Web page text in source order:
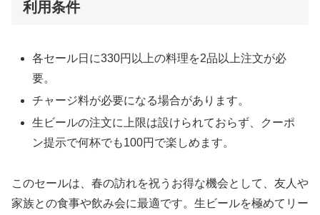
利用条件
各セール日に330円以上の料理を2品以上注文が必
要。
チャージ料が必要になる場合があります。
生ビールの注文に上限は設けられておらず、クーポ
ン提示で何杯でも100円で楽しめます。
このセールは、春の訪れを祝うお得な機会として、友人や
家族との食事や飲み会に最適です。生ビールを極めてリー